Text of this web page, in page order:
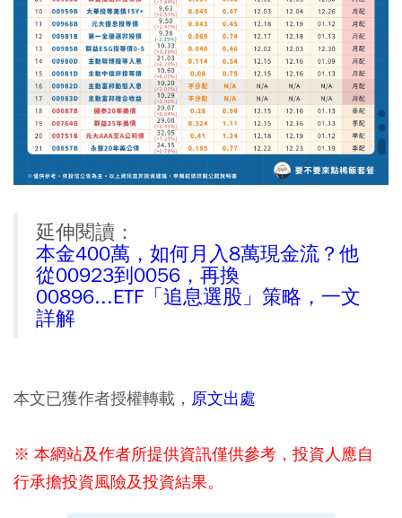
延伸閱讀：
本金400萬，如何月入8萬現金流？他
從00923到0056，再換
00896...ETF「追息選股」策略，一文
詳解
本文已獲作者授權轉載， 原文出處
※ 本網站及作者所提供資訊僅供參考，投資人應自
行承擔投資風險及投資結果。